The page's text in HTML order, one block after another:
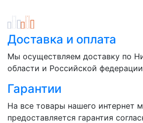
Доставка и оплата
Мы осуществляем доставку по
области и Российской федерации
Гарантии
На все товары нашего интернет
предоставляется гарантия